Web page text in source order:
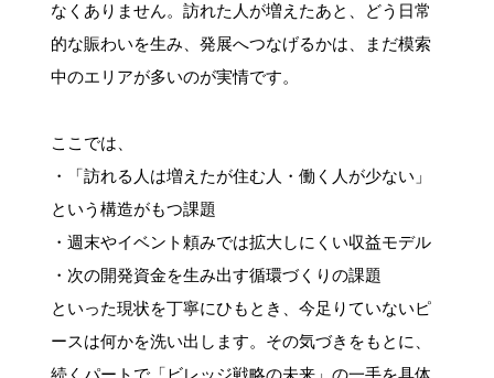
なくありません。訪れた人が増えたあと、どう日常
的な賑わいを生み、発展へつなげるかは、まだ模索
中のエリアが多いのが実情です。
ここでは、
・「訪れる人は増えたが住む人・働く人が少ない」
という構造がもつ課題
・週末やイベント頼みでは拡大しにくい収益モデル
・次の開発資金を生み出す循環づくりの課題
といった現状を丁寧にひもとき、今足りていないピ
ースは何かを洗い出します。その気づきをもとに、
続くパートで「ビレッジ戦略の未来」の一手を具体